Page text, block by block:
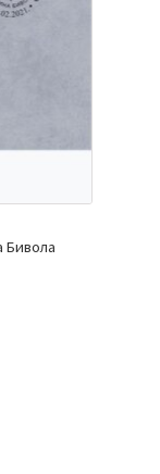
Бивола